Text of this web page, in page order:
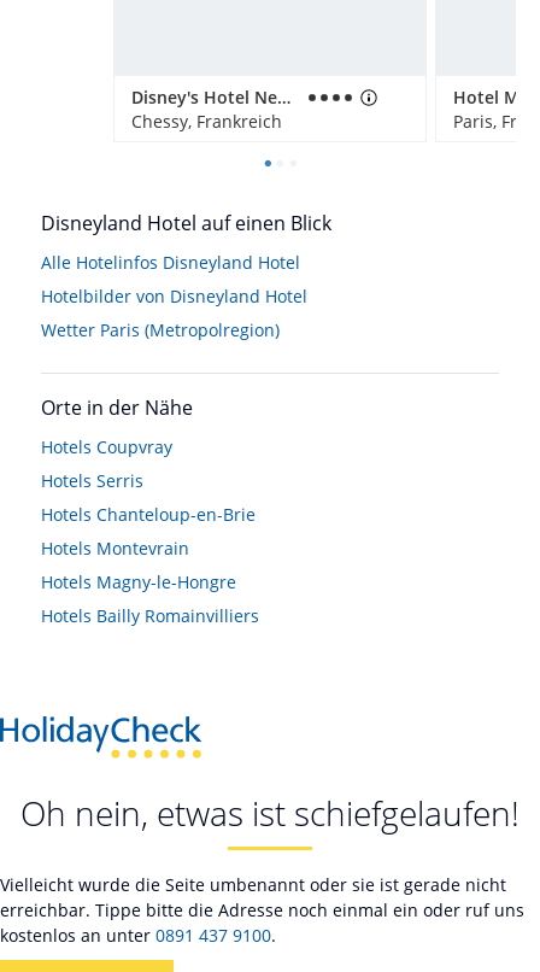
Disney's Hotel New York
Chessy, Frankreich
Hotel
Paris,
Disneyland Hotel auf einen Blick
Alle Hotelinfos Disneyland Hotel
Hotelbilder von Disneyland Hotel
Wetter Paris (Metropolregion)
Orte in der Nähe
Hotels Coupvray
Hotels Serris
Hotels Chanteloup-en-Brie
Hotels Montevrain
Hotels Magny-le-Hongre
Hotels Bailly Romainvilliers
Oh nein, etwas ist schiefgelaufen!
Vielleicht wurde die Seite umbenannt oder sie ist gerade nicht
erreichbar. Tippe bitte die Adresse noch einmal ein oder ruf uns
kostenlos an unter 0891 437 9100.